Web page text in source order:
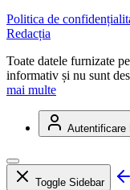
Politica de
Redacția
Toate datele furnizate
informativ și nu sunt
mai multe
Autentificare
Toggle Sidebar